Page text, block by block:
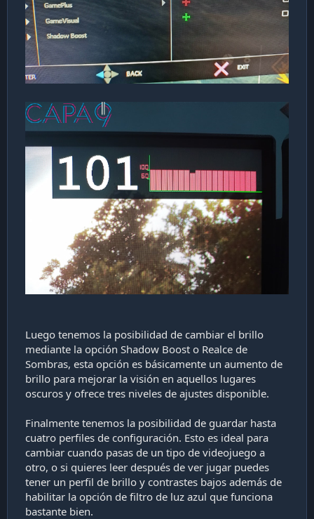
Luego tenemos la posibilidad de cambiar el brillo
mediante la opción Shadow Boost o Realce de
Sombras, esta opción es básicamente un aumento de
brillo para mejorar la visión en aquellos lugares
oscuros y ofrece tres niveles de ajustes disponible.
Finalmente tenemos la posibilidad de guardar hasta
cuatro perfiles de configuración. Esto es ideal para
cambiar cuando pasas de un tipo de videojuego a
otro, o si quieres leer después de ver jugar puedes
tener un perfil de brillo y contrastes bajos además de
habilitar la opción de filtro de luz azul que funciona
bastante bien.